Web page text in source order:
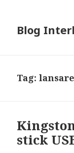
Blog
Tag:
stick